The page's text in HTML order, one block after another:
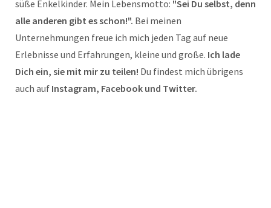
süße Enkelkinder. Mein Lebensmotto: "Sei Du selbst, denn
alle anderen gibt es schon!". Bei meinen
Unternehmungen freue ich mich jeden Tag auf neue
Erlebnisse und Erfahrungen, kleine und große. Ich lade
Dich ein, sie mit mir zu teilen! Du findest mich übrigens
auch auf Instagram, Facebook und Twitter.